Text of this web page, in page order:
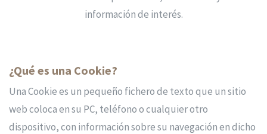
información de interés.
¿Qué es una Cookie?
Una Cookie es un pequeño fichero de texto que un sitio
web coloca en su PC, teléfono o cualquier otro
dispositivo, con información sobre su navegación en dicho